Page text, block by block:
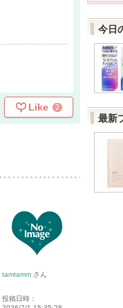
Like 2
tamtamm さん
投稿日時：
今日
最新